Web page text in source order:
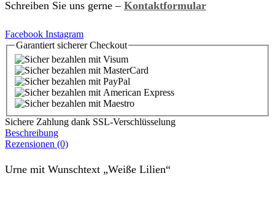
Schreiben Sie uns gerne – Kontaktformular
Facebook Instagram
Garantiert sichererCheckout
Sichere Zahlung dank SSL-Verschlüsselung
Beschreibung
Rezensionen (0)
Urne mit Wunschtext „Weiße Lilien“